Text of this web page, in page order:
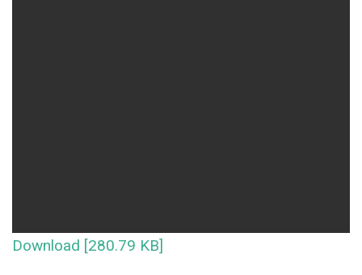
Download [280.79 KB]